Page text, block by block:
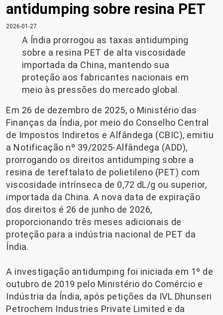
antidumping sobre resina PET
2026-01-27
A Índia prorrogou as taxas antidumping
sobre a resina PET de alta viscosidade
importada da China, mantendo sua
proteção aos fabricantes nacionais em
meio às pressões do mercado global.
Em 26 de dezembro de 2025, o Ministério das
Finanças da Índia, por meio do Conselho Central
de Impostos Indiretos e Alfândega (CBIC), emitiu
a Notificação nº 39/2025-Alfândega (ADD),
prorrogando os direitos antidumping sobre a
resina de tereftalato de polietileno (PET) com
viscosidade intrínseca de 0,72 dL/g ou superior,
importada da China. A nova data de expiração
dos direitos é 26 de junho de 2026,
proporcionando três meses adicionais de
proteção para a indústria nacional de PET da
Índia.
A investigação antidumping foi iniciada em 1º de
outubro de 2019 pelo Ministério do Comércio e
Indústria da Índia, após petições da IVL Dhunseri
Petrochem Industries Private Limited e da